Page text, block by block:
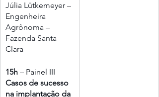
Júlia Lütkemeyer –
Engenheira
Agrônoma –
Fazenda Santa
Clara
15h – Painel III
Casos de sucesso
na implantação da